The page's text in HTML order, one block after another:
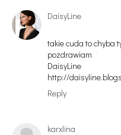
DaisyLine
takie cuda to chyba
pozdrawiam
DaisyLine
http://
Reply
karxlina